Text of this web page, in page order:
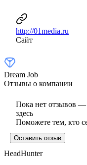
http://01media.ru
Сайт
Dream Job
Отзывы о компании
Пока нет отзывов —
здесь
Поможете тем, кто
Оставить отзыв
HeadHunter